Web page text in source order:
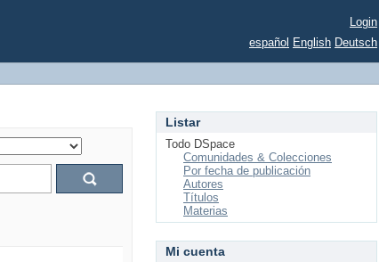
Login
español English Deutsch
Listar
Todo DSpace
Comunidades & Colecciones
Por fecha de publicación
Autores
Títulos
Materias
Mi cuenta